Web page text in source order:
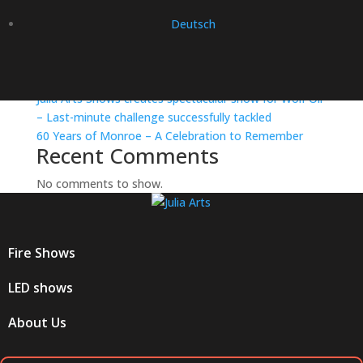
Deutsch
Product launch Mercedes VDH Groep
Julia Arts Shows creates spectacular show for Wolf Oil
– Last-minute challenge successfully tackled
60 Years of Monroe – A Celebration to Remember
Recent Comments
No comments to show.
Fire Shows
LED shows
About Us